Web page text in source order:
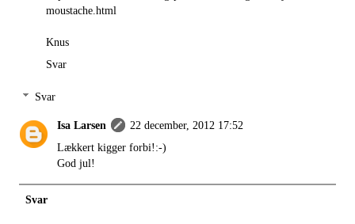
moustache.html
Knus
Svar
Svar
Isa Larsen
22 december, 2012 17:52
Lækkert kigger forbi!:-)
God jul!
Svar